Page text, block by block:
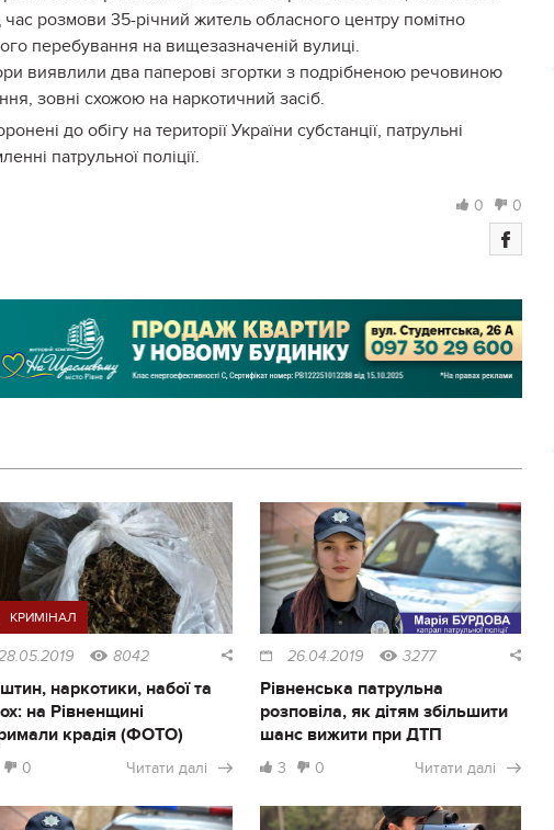
розмови 35-річний житель обласного центру помітно
перебування на вищезазначеній вулиці.
виявлили два паперові згортки з подрібненою речовиною
зовні схожою на наркотичний засіб.
до обігу на території України субстанції, патрульні
патрульної поліції.
0 0
КРИМІНАЛ
8042
наркотики, набої та
на Рівненщині
крадія (ФОТО)
0 Читати далі
26.04.2019 3277
Рівненська патрульна
розповіла, як дітям збільшити
шанс вижити при ДТП
3 0 Читати далі